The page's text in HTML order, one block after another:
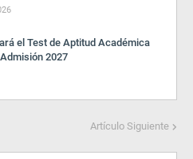
el Test de Aptitud Académica
2027
Artículo Siguiente